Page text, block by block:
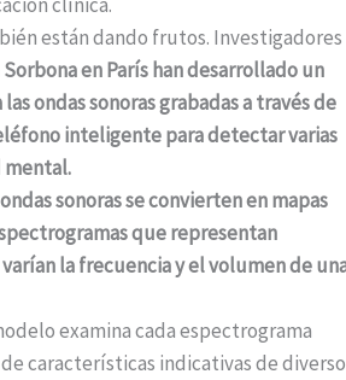
están dando frutos.
Sorbona en París han desarrollado un
ondas sonoras grabadas a través de
inteligente para detectar varias
mental.
sonoras se convierten en mapas
que representan
la frecuencia y el volumen de
examina cada espectrograma
características indicativas de